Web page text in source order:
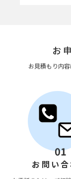
お
お見積もり内
01
お問い